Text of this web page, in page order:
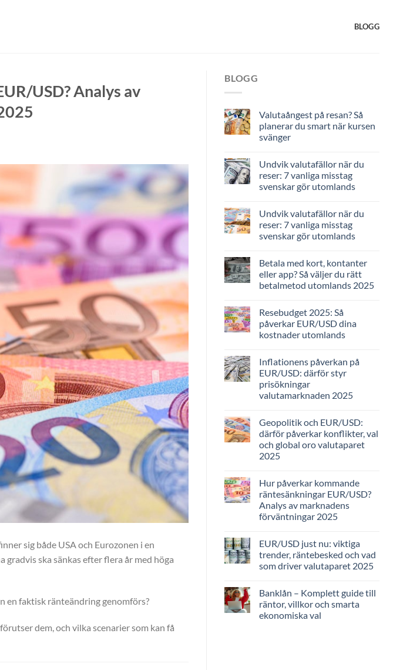
BLOGG
USD? Analys av
sig både USA och Eurozonen i en
ska sänkas efter flera år med höga
en faktisk ränteändring genomförs?
dem, och vilka scenarier som kan få
BLOGG
Valutaångest på resan? Så
planerar du smart när kursen
svänger
Undvik valutafällor när du
reser: 7 vanliga misstag
svenskar gör utomlands
Undvik valutafällor när du
reser: 7 vanliga misstag
svenskar gör utomlands
Betala med kort, kontanter
eller app? Så väljer du rätt
betalmetod utomlands 2025
Resebudget 2025: Så
påverkar EUR/USD dina
kostnader utomlands
Inflationens påverkan på
EUR/USD: därför styr
prisökningar
valutamarknaden 2025
Geopolitik och EUR/USD:
därför påverkar konflikter, val
och global oro valutaparet
2025
Hur påverkar kommande
räntesänkningar EUR/USD?
Analys av marknadens
förväntningar 2025
EUR/USD just nu: viktiga
trender, räntebesked och vad
som driver valutaparet 2025
Banklån – Komplett guide till
räntor, villkor och smarta
ekonomiska val